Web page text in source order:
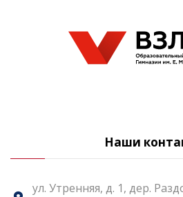
Наши
ул. Утренняя, д. 1, дер.